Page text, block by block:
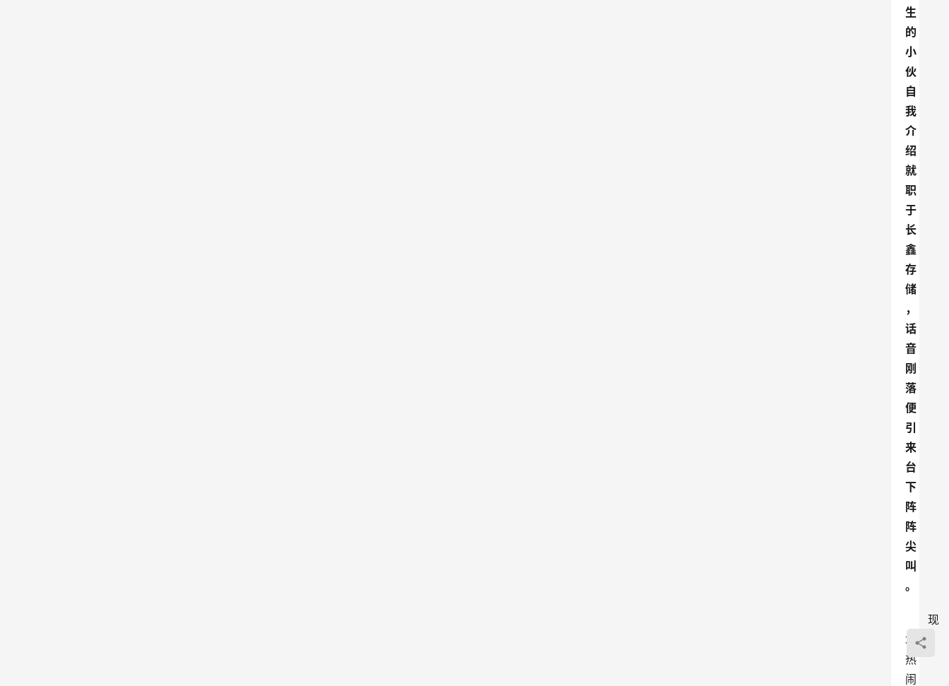
生
的
小
伙
自
我
介
绍
就
职
于
长
鑫
存
储
，
话
音
刚
落
便
引
来
台
下
阵
阵
尖
叫
。
现
场
热
闹